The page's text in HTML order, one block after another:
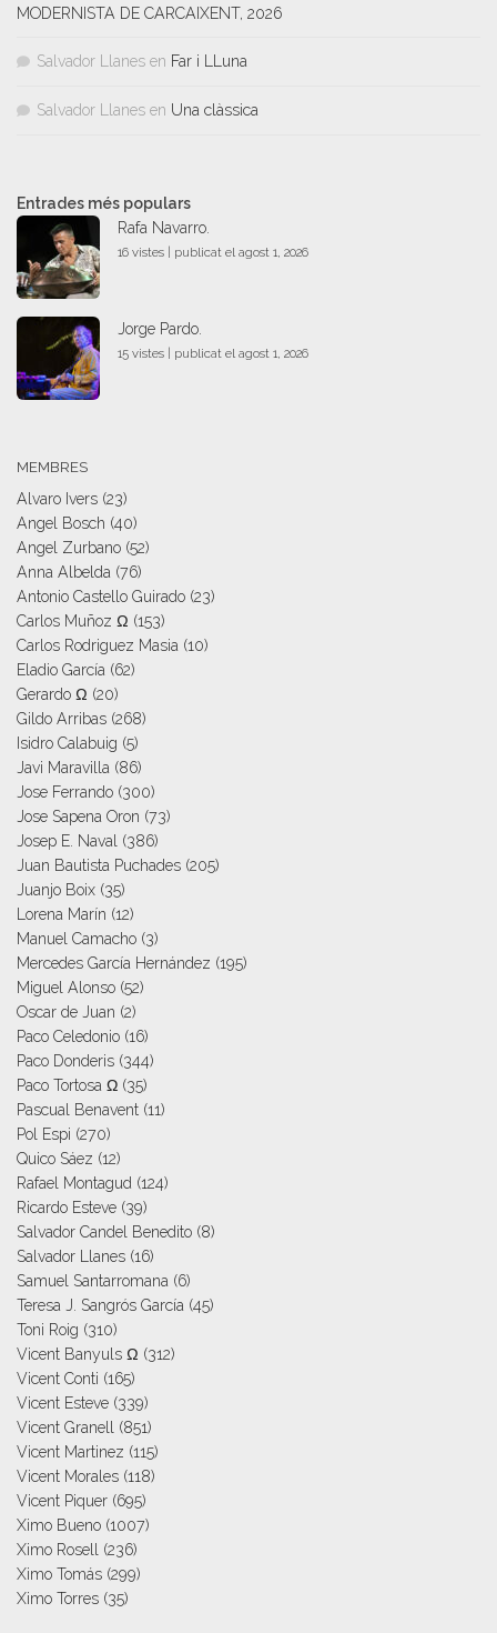
MODERNISTA DE CARCAIXENT, 2026
Salvador Llanes en Far i LLuna
Salvador Llanes en Una clàssica
Entrades més populars
Rafa Navarro.
16 vistes | publicat el agost 1, 2026
Jorge Pardo.
15 vistes | publicat el agost 1, 2026
MEMBRES
Alvaro Ivers (23)
Angel Bosch (40)
Angel Zurbano (52)
Anna Albelda (76)
Antonio Castello Guirado (23)
Carlos Muñoz Ω (153)
Carlos Rodriguez Masia (10)
Eladio García (62)
Gerardo Ω (20)
Gildo Arribas (268)
Isidro Calabuig (5)
Javi Maravilla (86)
Jose Ferrando (300)
Jose Sapena Oron (73)
Josep E. Naval (386)
Juan Bautista Puchades (205)
Juanjo Boix (35)
Lorena Marín (12)
Manuel Camacho (3)
Mercedes García Hernández (195)
Miguel Alonso (52)
Oscar de Juan (2)
Paco Celedonio (16)
Paco Donderis (344)
Paco Tortosa Ω (35)
Pascual Benavent (11)
Pol Espi (270)
Quico Sáez (12)
Rafael Montagud (124)
Ricardo Esteve (39)
Salvador Candel Benedito (8)
Salvador Llanes (16)
Samuel Santarromana (6)
Teresa J. Sangrós García (45)
Toni Roig (310)
Vicent Banyuls Ω (312)
Vicent Conti (165)
Vicent Esteve (339)
Vicent Granell (851)
Vicent Martinez (115)
Vicent Morales (118)
Vicent Piquer (695)
Ximo Bueno (1007)
Ximo Rosell (236)
Ximo Tomás (299)
Ximo Torres (35)